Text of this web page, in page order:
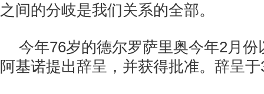
之间的分岐是我们关系的全部。
今年76岁的德尔罗萨里奥今年2月
阿基诺提出辞呈，并获得批准。辞呈